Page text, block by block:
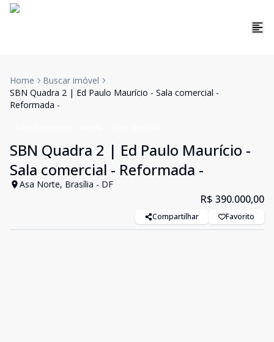
Home
Buscar imóvel
SBN Quadra 2 | Ed Paulo Maurício - Sala comercial -
Reformada -
SBN Quadra 2 | Ed Paulo Maurício -
Sala comercial - Reformada -
Asa Norte, Brasília - DF
R$ 390.000,00
Compartilhar Favorito